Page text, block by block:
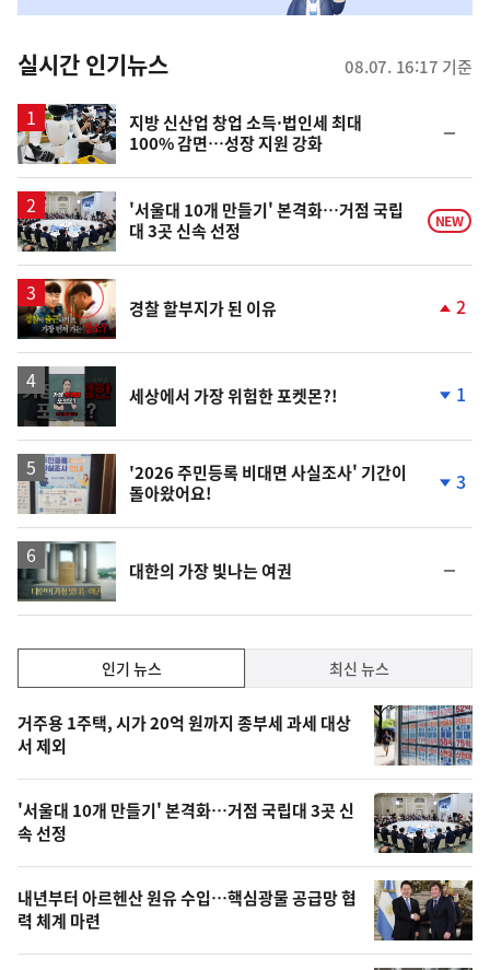
뉴
스
실시간 인기뉴스 08.07. 16:17 기준
지방 신산업 창업 소득·법인세 최대
100% 감면…성장 지원 강화
일
'서울대 10개 만들기' 본격화…거점 국립
대 3곳 신속 선정
NEW
영
상
경찰 할부지가 된 이유
상
2
영
세상에서 가장 위험한 포켓몬?!
하
1
'2026 주민등록 비대면 사실조사' 기간이
돌아왔어요!
하
3
영
상
대한의 가장 빛나는 여권
일
기,
최
신,
오
늘
의
영
상
인기 뉴스 최신 뉴스
인
기
뉴
스
거주용 1주택, 시가 20억 원까지 종부세 과세 대상
서 제외
'서울대 10개 만들기' 본격화…거점 국립대 3곳 신
속 선정
내년부터 아르헨산 원유 수입…핵심광물 공급망 협
력 체계 마련